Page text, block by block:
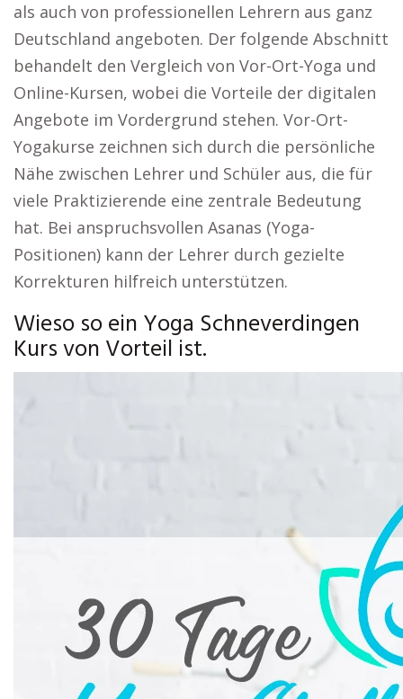
als auch von professionellen Lehrern aus ganz
Deutschland angeboten. Der folgende Abschnitt
behandelt den Vergleich von Vor-Ort-Yoga und
Online-Kursen, wobei die Vorteile der digitalen
Angebote im Vordergrund stehen. Vor-Ort-
Yogakurse zeichnen sich durch die persönliche
Nähe zwischen Lehrer und Schüler aus, die für
viele Praktizierende eine zentrale Bedeutung
hat. Bei anspruchsvollen Asanas (Yoga-
Positionen) kann der Lehrer durch gezielte
Korrekturen hilfreich unterstützen.
Wieso so ein Yoga Schneverdingen
Kurs von Vorteil ist.